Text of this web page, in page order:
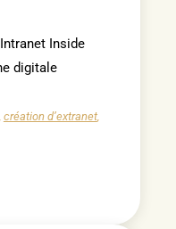
Inside
digitale
création d’extranet,